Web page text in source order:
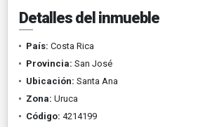
Detalles del inmueble
País: Costa Rica
Provincia: San José
Ubicación: Santa Ana
Zona: Uruca
Código: 4214199